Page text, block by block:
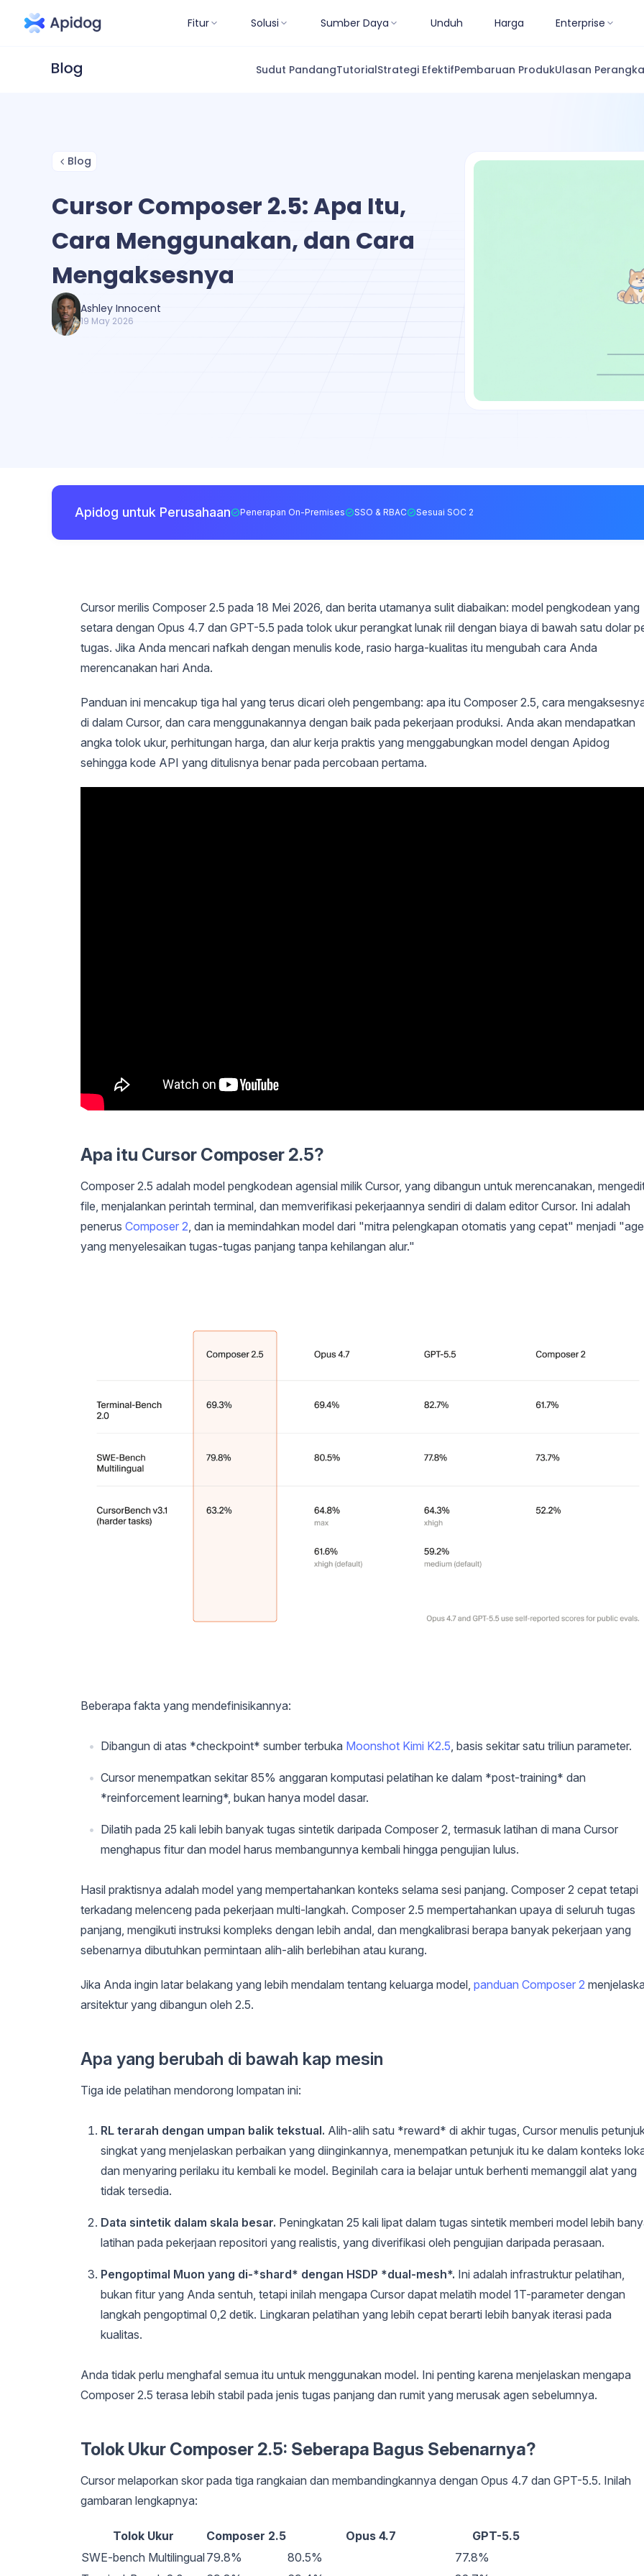
Fitur Solusi Sumber Daya Unduh Harga Enterprise
Sudut PandangTutorialStrategi EfektifPembaruan ProdukUlasan
Blog
Cursor Composer 2.5: Apa Itu,
Cara Menggunakan, dan Cara
Mengaksesnya
Ashley Innocent
19 May 2026
Apidog untuk Perusahaan Penerapan On-Premises SSO & RBAC Sesuai SOC 2
Cursor merilis Composer 2.5 pada 18 Mei 2026, dan berita utamanya sulit diabaikan: model pengkodean yang
setara dengan Opus 4.7 dan GPT-5.5 pada tolok ukur perangkat lunak riil dengan biaya di bawah satu dolar
tugas. Jika Anda mencari nafkah dengan menulis kode, rasio harga-kualitas itu mengubah cara Anda
merencanakan hari Anda.
Panduan ini mencakup tiga hal yang terus dicari oleh pengembang: apa itu Composer 2.5, cara
di dalam Cursor, dan cara menggunakannya dengan baik pada pekerjaan produksi. Anda akan mendapatkan
angka tolok ukur, perhitungan harga, dan alur kerja praktis yang menggabungkan model dengan Apidog
sehingga kode API yang ditulisnya benar pada percobaan pertama.
Apa itu Cursor Composer 2.5?
Composer 2.5 adalah model pengkodean agensial milik Cursor, yang dibangun untuk merencanakan,
file, menjalankan perintah terminal, dan memverifikasi pekerjaannya sendiri di dalam editor Cursor. Ini adalah
penerus Composer 2 , dan ia memindahkan model dari "mitra pelengkapan otomatis yang cepat" menjadi
yang menyelesaikan tugas-tugas panjang tanpa kehilangan alur."
Beberapa fakta yang mendefinisikannya:
Dibangun di atas *checkpoint* sumber terbuka Moonshot Kimi K2.5, basis sekitar satu triliun parameter.
Cursor menempatkan sekitar 85% anggaran komputasi pelatihan ke dalam *post-training* dan
*reinforcement learning*, bukan hanya model dasar.
Dilatih pada 25 kali lebih banyak tugas sintetik daripada Composer 2, termasuk latihan di mana Cursor
menghapus fitur dan model harus membangunnya kembali hingga pengujian lulus.
Hasil praktisnya adalah model yang mempertahankan konteks selama sesi panjang. Composer 2 cepat tetapi
terkadang melenceng pada pekerjaan multi-langkah. Composer 2.5 mempertahankan upaya di seluruh tugas
panjang, mengikuti instruksi kompleks dengan lebih andal, dan mengkalibrasi berapa banyak pekerjaan yang
sebenarnya dibutuhkan permintaan alih-alih berlebihan atau kurang.
Jika Anda ingin latar belakang yang lebih mendalam tentang keluarga model, panduan Composer 2
arsitektur yang dibangun oleh 2.5.
Apa yang berubah di bawah kap mesin
Tiga ide pelatihan mendorong lompatan ini:
RL terarah dengan umpan balik tekstual. Alih-alih satu *reward* di akhir tugas, Cursor menulis
singkat yang menjelaskan perbaikan yang diinginkannya, menempatkan petunjuk itu ke dalam konteks
dan menyaring perilaku itu kembali ke model. Beginilah cara ia belajar untuk berhenti memanggil alat yang
tidak tersedia.
Data sintetik dalam skala besar. Peningkatan 25 kali lipat dalam tugas sintetik memberi model lebih
latihan pada pekerjaan repositori yang realistis, yang diverifikasi oleh pengujian daripada perasaan.
Pengoptimal Muon yang di-*shard* dengan HSDP *dual-mesh*. Ini adalah infrastruktur pelatihan,
bukan fitur yang Anda sentuh, tetapi inilah mengapa Cursor dapat melatih model 1T-parameter dengan
langkah pengoptimal 0,2 detik. Lingkaran pelatihan yang lebih cepat berarti lebih banyak iterasi pada
kualitas.
Anda tidak perlu menghafal semua itu untuk menggunakan model. Ini penting karena menjelaskan mengapa
Composer 2.5 terasa lebih stabil pada jenis tugas panjang dan rumit yang merusak agen sebelumnya.
Tolok Ukur Composer 2.5: Seberapa Bagus Sebenarnya?
Cursor melaporkan skor pada tiga rangkaian dan membandingkannya dengan Opus 4.7 dan GPT-5.5. Inilah
gambaran lengkapnya:
Tolok Ukur Composer 2.5 Opus 4.7
GPT-5.5
SWE-bench Multilingual79.8% 80.5%
77.8%